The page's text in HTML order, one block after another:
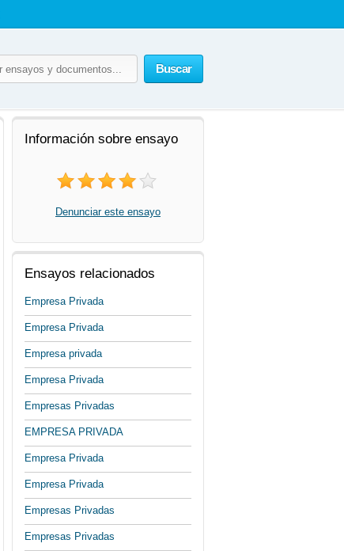
Buscar
Información sobre ensayo
Denunciar este ensayo
Ensayos relacionados
Empresa Privada
Empresa Privada
Empresa privada
Empresa Privada
Empresas Privadas
EMPRESA PRIVADA
Empresa Privada
Empresa Privada
Empresas Privadas
Empresas Privadas